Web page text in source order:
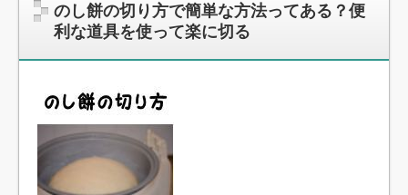
のし餅の切り方で簡単な方法ってある？便
利な道具を使って楽に切る